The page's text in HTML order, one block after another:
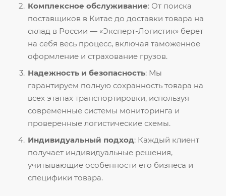
Комплексное обслуживание: От поиска
поставщиков в Китае до доставки товара на
склад в России — «Эксперт-Логистик» берет
на себя весь процесс, включая таможенное
оформление и страхование грузов.
Надежность и безопасность: Мы
гарантируем полную сохранность товара на
всех этапах транспортировки, используя
современные системы мониторинга и
проверенные логистические схемы.
Индивидуальный подход: Каждый клиент
получает индивидуальные решения,
учитывающие особенности его бизнеса и
специфики товара.